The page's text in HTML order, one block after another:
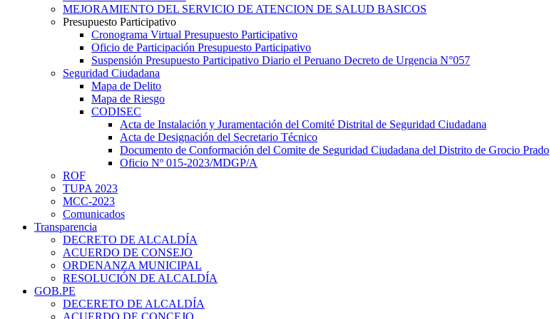
MEJORAMIENTO DEL SERVICIO DE ATENCION DE SALUD BASICOS
Presupuesto Participativo
Cronograma Virtual Presupuesto Participativo
Oficio de Participación Presupuesto Participativo
Suspensión Presupuesto Participativo Diario el Peruano Decreto de Urgencia N°057
Seguridad Ciudadana
Mapa de Delito
Mapa de Riesgo
CODISEC
Acta de Instalación y Juramentación del Comité Distrital de Seguridad Ciudadana
Acta de Designación del Secretario Técnico
Documento de Conformación del Comite de Seguridad Ciudadana del Distrito de Grocio Prado
Oficio Nº 015-2023/MDGP/A
ROF
TUPA 2023
MCC-2023
Comunicados
Transparencia
DECRETO DE ALCALDÍA
ACUERDO DE CONSEJO
ORDENANZA MUNICIPAL
RESOLUCIÓN DE ALCALDÍA
GOB.PE
DECERETO DE ALCALDÍA
ACUERDO DE CONCEJO